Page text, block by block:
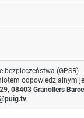
bezpieczeństwa (GPSR)
odpowiedzialnym
08403 Granollers